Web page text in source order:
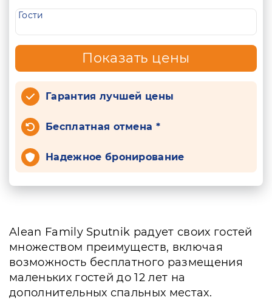
Гости
Показать цены
Гарантия лучшей цены
Бесплатная отмена *
Надежное бронирование
Alean Family Sputnik радует своих гостей
множеством преимуществ, включая
возможность бесплатного размещения
маленьких гостей до 12 лет на
дополнительных спальных местах.